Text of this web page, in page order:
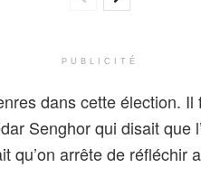
PUBLICITÉ
dans cette élection.
Senghor qui disait que
qu’on arrête de réfléchir